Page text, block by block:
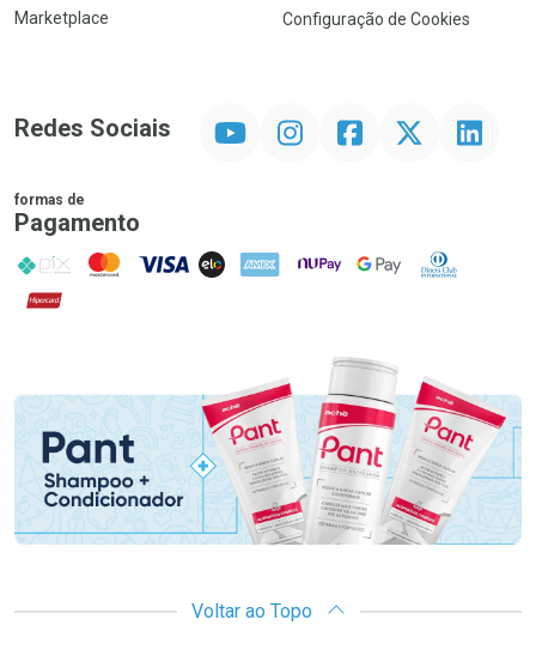
Marketplace
Configuração de Cookies
Redes Sociais InstagramFacebookTwitter Linkedin
formas de
Pagamento
PIX MasterCard
VISA ELO AMEX NuPay Google PayDiners Club
Hipercard
Promoção em Destaque
Voltar ao Topo